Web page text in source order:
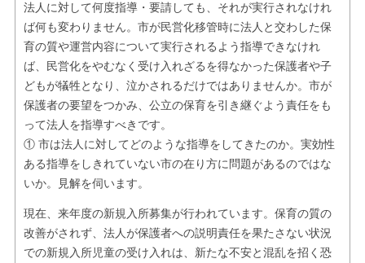
法人に対して何度指導・要請しても、それが実行されなけれ
ば何も変わりません。市が民営化移管時に法人と交わした保
育の質や運営内容について実行されるよう指導できなけれ
ば、民営化をやむなく受け入れざるを得なかった保護者や子
どもが犠牲となり、泣かされるだけではありませんか。市が
保護者の要望をつかみ、公立の保育を引き継ぐよう責任をも
って法人を指導すべきです。
① 市は法人に対してどのような指導をしてきたのか。実効性
ある指導をしきれていない市の在り方に問題があるのではな
いか。見解を伺います。
現在、来年度の新規入所募集が行われています。保育の質の
改善がされず、法人が保護者への説明責任を果たさない状況
での新規入所児童の受け入れは、新たな不安と混乱を招く恐